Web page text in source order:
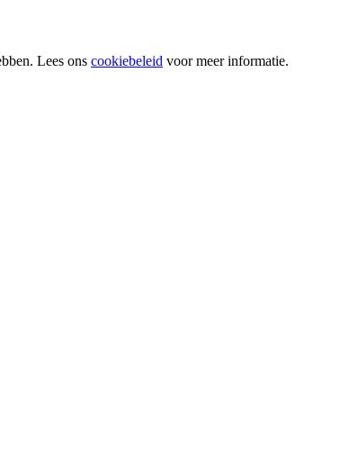
Lees ons cookiebeleid voor meer informatie.